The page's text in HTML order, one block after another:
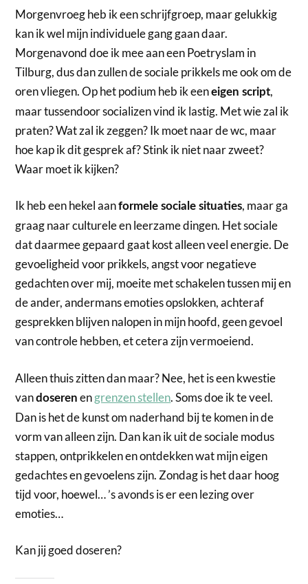
Morgenvroeg heb ik een schrijfgroep, maar gelukkig
kan ik wel mijn individuele gang gaan daar.
Morgenavond doe ik mee aan een Poetryslam in
Tilburg, dus dan zullen de sociale prikkels me ook om de
oren vliegen. Op het podium heb ik eeneigen script,
maar tussendoor socializen vind ik lastig. Met wie zal ik
praten? Wat zal ik zeggen? Ik moet naar de wc, maar
hoe kap ik dit gesprek af? Stink ik niet naar zweet?
Waar moet ik kijken?
Ik heb een hekel aanformele sociale situaties, maar ga
graag naar culturele en leerzame dingen. Het sociale
dat daarmee gepaard gaat kost alleen veel energie. De
gevoeligheid voor prikkels, angst voor negatieve
gedachten over mij, moeite met schakelen tussen mij en
de ander, andermans emoties opslokken, achteraf
gesprekken blijven nalopen in mijn hoofd, geen gevoel
van controle hebben, et cetera zijn vermoeiend.
Alleen thuis zitten dan maar? Nee, het is een kwestie
vandoseren engrenzen stellen. Soms doe ik te veel.
Dan is het de kunst om naderhand bij te komen in de
vorm van alleen zijn. Dan kan ik uit de sociale modus
stappen, ontprikkelen en ontdekken wat mijn eigen
gedachtes en gevoelens zijn. Zondag is het daar hoog
tijd voor, hoewel… ’s avonds is er een lezing over
emoties…
Kan jij goed doseren?